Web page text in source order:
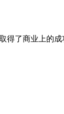
了商业上的成